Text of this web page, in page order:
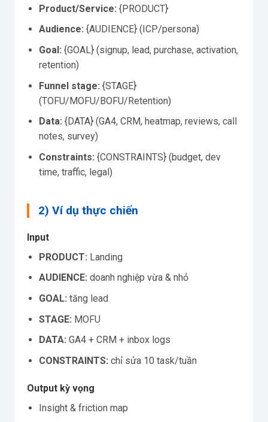
Product/Service: {PRODUCT}
Audience: {AUDIENCE} (ICP/persona)
Goal: {GOAL} (signup, lead, purchase, activation,
retention)
Funnel stage: {STAGE}
(TOFU/MOFU/BOFU/Retention)
Data: {DATA} (GA4, CRM, heatmap, reviews, call
notes, survey)
Constraints: {CONSTRAINTS} (budget, dev
time, traffic, legal)
2) Ví dụ thực chiến
Input
PRODUCT: Landing
AUDIENCE: doanh nghiệp vừa & nhỏ
GOAL: tăng lead
STAGE: MOFU
DATA: GA4 + CRM + inbox logs
CONSTRAINTS: chỉ sửa 10 task/tuần
Output kỳ vọng
Insight & friction map